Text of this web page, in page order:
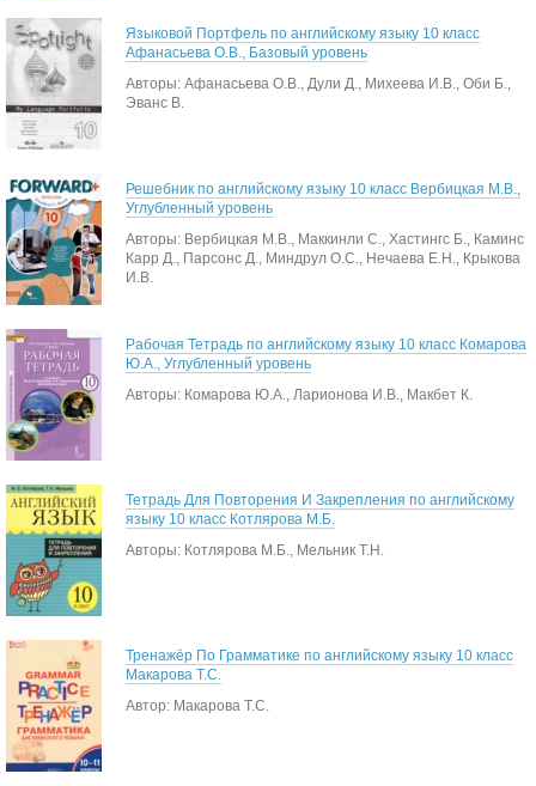
Языковой Портфель по английскому языку 10 класс
Афанасьева О.В., Базовый уровень
Авторы: Афанасьева О.В., Дули Д., Михеева И.В., Оби Б.,
Эванс В.
Решебник по английскому языку 10 класс Вербицкая М.В.,
Углубленный уровень
Авторы: Вербицкая М.В., Маккинли С., Хастингс Б., Каминс
Карр Д., Парсонс Д., Миндрул О.С., Нечаева Е.Н., Крыкова
И.В.
Рабочая Тетрадь по английскому языку 10 класс Комарова
Ю.А., Углубленный уровень
Авторы: Комарова Ю.А., Ларионова И.В., Макбет К.
Тетрадь Для Повторения И Закрепления по английскому
языку 10 класс Котлярова М.Б.
Авторы: Котлярова М.Б., Мельник Т.Н.
Тренажёр По Грамматике по английскому языку 10 класс
Макарова Т.С.
Автор: Макарова Т.С.